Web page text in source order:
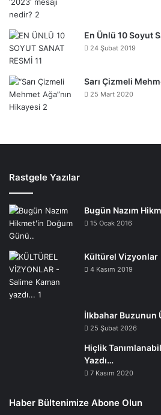
En Ünlü 10 Soyut
24 Şubat 2019
Sarı Çizmeli
25 Mart 2020
Rastgele Yazılar
Bugün Nazım
15 Ocak 2016
Kültürel Vizyonlar
4 Kasım 2019
İlkbahar Buzunun
25 Şubat 2026
Hiçlik
Yazdı…
7 Kasım 2020
Haber Bültenimize Abone Olun